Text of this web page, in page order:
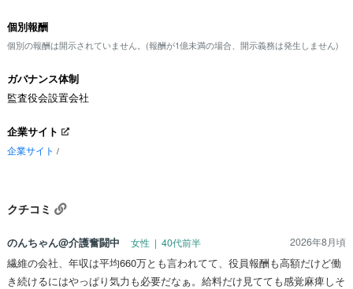
個別報酬
個別の報酬は開示されていません。(報酬が1億未満の場合、開示義務は発生しません)
ガバナンス体制
監査役会設置会社
企業サイト
企業サイト /
クチコミ
のんちゃん@介護奮闘中 女性 | 40代前半 2026年8月頃
繊維の会社、年収は平均660万とも言われてて、役員報酬も高額だけど働
き続けるにはやっぱり気力も必要だなぁ。給料だけ見てても感覚麻痺しそ